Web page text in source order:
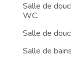
Salle de
WC.
Salle de
Salle de